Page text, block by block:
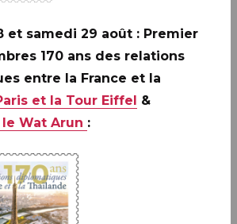
: Le timbre sera
avant-première uniquement le
de poste Deauville, de 9h30 à 12h30 et
20 rue Robert Fossorier 14800
et samedi 29 août : Premier
170 ans des relations
entre la France et la
et la Tour Eiffel &
Wat Arun :